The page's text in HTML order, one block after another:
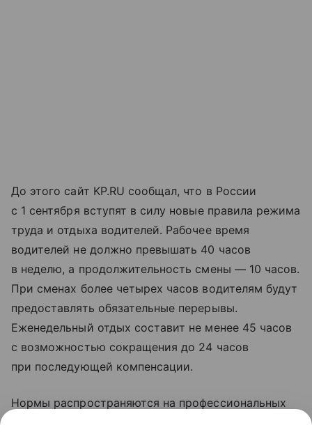
До этого сайт KP.RU сообщал, что в России
с 1 сентября вступят в силу новые правила режима
труда и отдыха водителей. Рабочее время
водителей не должно превышать 40 часов
в неделю, а продолжительность смены — 10 часов.
При сменах более четырех часов водителям будут
предоставлять обязательные перерывы.
Еженедельный отдых составит не менее 45 часов
с возможностью сокращения до 24 часов
при последующей компенсации.
Нормы распространяются на профессиональных